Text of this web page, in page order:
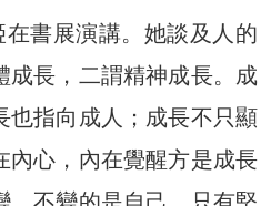
書展演講。她談及人的
成長，二謂精神成長。成
也指向成人；成長不只顯
內心，內在覺醒方是成長